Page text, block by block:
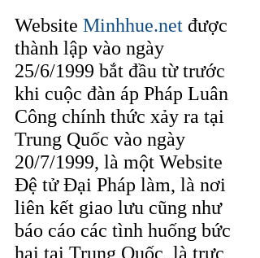
Website Minhhue.net được
thành lập vào ngày
25/6/1999 bắt đầu từ trước
khi cuộc đàn áp Pháp Luân
Công chính thức xảy ra tại
Trung Quốc vào ngày
20/7/1999, là một Website
Đệ tử Đại Pháp làm, là nơi
liên kết giao lưu cũng như
báo cáo các tình huống bức
hại tại Trung Quốc, là trực